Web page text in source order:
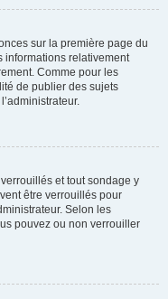
sur la première page du
informations relativement
Comme pour les
de publier des sujets
et tout sondage y
être verrouillés pour
Selon les
pouvez ou non verrouiller